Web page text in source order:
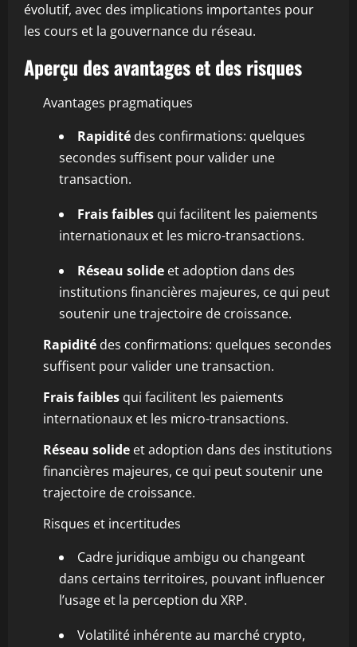
évolutif, avec des implications importantes pour
les cours et la gouvernance du réseau.
Aperçu des avantages et des risques
Avantages pragmatiques
Rapidité des confirmations: quelques
secondes suffisent pour valider une
transaction.
Frais faibles qui facilitent les paiements
internationaux et les micro-transactions.
Réseau solide et adoption dans des
institutions financières majeures, ce qui peut
soutenir une trajectoire de croissance.
Rapidité des confirmations: quelques secondes
suffisent pour valider une transaction.
Frais faibles qui facilitent les paiements
internationaux et les micro-transactions.
Réseau solide et adoption dans des institutions
financières majeures, ce qui peut soutenir une
trajectoire de croissance.
Risques et incertitudes
Cadre juridique ambigu ou changeant
dans certains territoires, pouvant influencer
l’usage et la perception du XRP.
Volatilité inhérente au marché crypto,